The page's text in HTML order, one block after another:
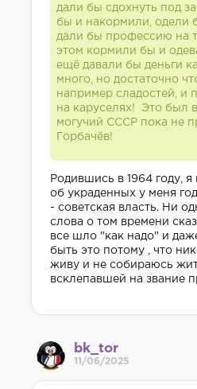
дали бы сдохнуть под
бы и накормили, одели
дали бы профессию на
этом кормили бы и
ещё давали бы деньги
много, но достаточно
например сладостей, и
на каруселях! Это был
могучий СССР пока не
Горбачёв!
Родившись в 1964 году,
об украденных у меня
- советская власть. Ни
слова о том времени
все шло "как надо" и
быть это потому , что
живу и не собираюсь
всклепавшей на звание
bk_tor
11/06/2025